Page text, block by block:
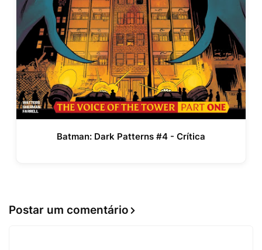
Batman: Dark Patterns #4 - Crítica
Postar um comentário